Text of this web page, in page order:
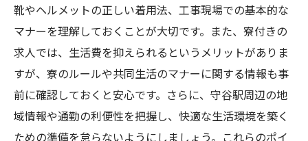
靴やヘルメットの正しい着用法、工事現場での基本的な
マナーを理解しておくことが大切です。また、寮付きの
求人では、生活費を抑えられるというメリットがありま
すが、寮のルールや共同生活のマナーに関する情報も事
前に確認しておくと安心です。さらに、守谷駅周辺の地
域情報や通勤の利便性を把握し、快適な生活環境を築く